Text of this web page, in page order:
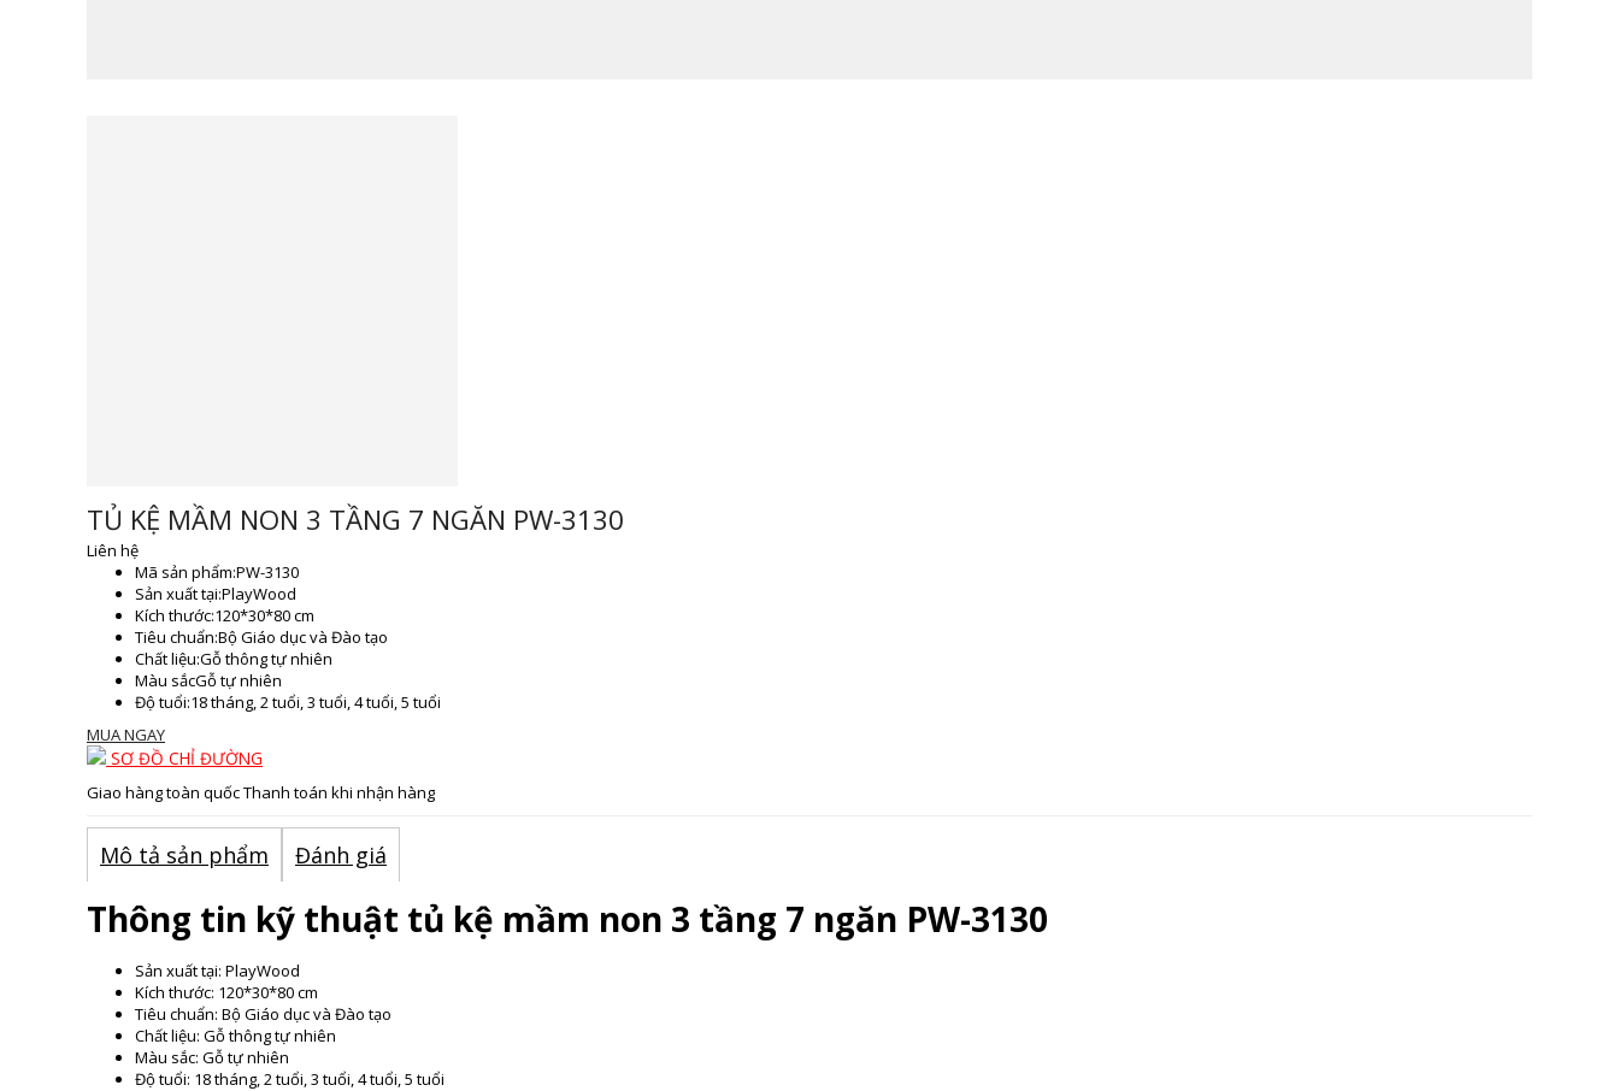
TỦ KỆ MẦM NON 3 TẦNG 7 NGĂN PW-3130
Liên hệ
Mã sản phẩm:PW-3130
Sản xuất tại:PlayWood
Kích thước:120*30*80 cm
Tiêu chuẩn:Bộ Giáo dục và Đào tạo
Chất liệu:Gỗ thông tự nhiên
Màu sắcGỗ tự nhiên
Độ tuổi:18 tháng, 2 tuổi, 3 tuổi, 4 tuổi, 5 tuổi
MUA NGAY
SƠ ĐỒ CHỈ ĐƯỜNG
Giao hàng toàn quốcThanh toán khi nhận hàng
Mô tả sản phẩm Đánh giá
Thông tin kỹ thuật tủ kệ mầm non 3 tầng 7 ngăn PW-3130
Sản xuất tại: PlayWood
Kích thước: 120*30*80 cm
Tiêu chuẩn: Bộ Giáo dục và Đào tạo
Chất liệu: Gỗ thông tự nhiên
Màu sắc: Gỗ tự nhiên
Độ tuổi: 18 tháng, 2 tuổi, 3 tuổi, 4 tuổi, 5 tuổi